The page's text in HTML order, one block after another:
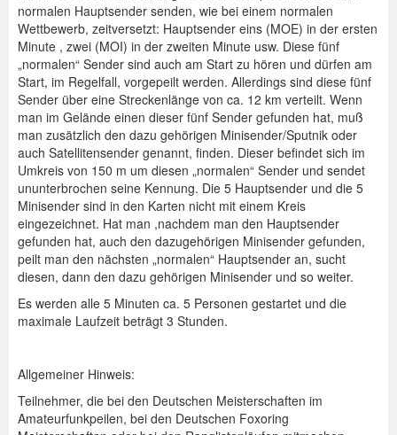
normalen Hauptsender senden, wie bei einem normalen
Wettbewerb, zeitversetzt: Hauptsender eins (MOE) in der ersten
Minute , zwei (MOI) in der zweiten Minute usw. Diese fünf
„normalen“ Sender sind auch am Start zu hören und dürfen am
Start, im Regelfall, vorgepeilt werden. Allerdings sind diese fünf
Sender über eine Streckenlänge von ca. 12 km verteilt. Wenn
man im Gelände einen dieser fünf Sender gefunden hat, muß
man zusätzlich den dazu gehörigen Minisender/Sputnik oder
auch Satellitensender genannt, finden. Dieser befindet sich im
Umkreis von 150 m um diesen „normalen“ Sender und sendet
ununterbrochen seine Kennung. Die 5 Hauptsender und die 5
Minisender sind in den Karten nicht mit einem Kreis
eingezeichnet. Hat man ,nachdem man den Hauptsender
gefunden hat, auch den dazugehörigen Minisender gefunden,
peilt man den nächsten „normalen“ Hauptsender an, sucht
diesen, dann den dazu gehörigen Minisender und so weiter.
Es werden alle 5 Minuten ca. 5 Personen gestartet und die
maximale Laufzeit beträgt 3 Stunden.
Allgemeiner Hinweis:
Teilnehmer, die bei den Deutschen Meisterschaften im
Amateurfunkpeilen, bei den Deutschen Foxoring